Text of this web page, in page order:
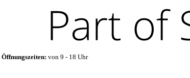
Öffnungszeiten: von 9 - 18 Uhr